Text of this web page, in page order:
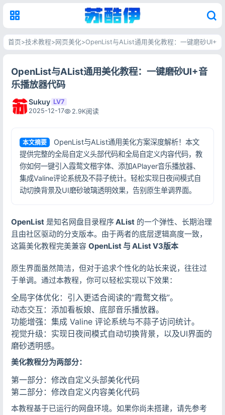
首页>技术教程> 网页美化>OpenList与AList通用美化教程：一键磨砂UI+音
OpenList与AList通用美化教程：一键磨砂UI+音
乐播放器代码
Sukuy LV7
2025-12-17
2.9K阅读
本文摘要
OpenList与AList通用美化方案深度解析！本文
提供完整的全局自定义头部代码和全局自定义内容代码，教
你如何一键引入霞鹜文楷字体、添加APlayer音乐播放器、
集成Valine评论系统及不蒜子统计。轻松实现日夜间模式自
动切换背景及UI磨砂玻璃透明效果，告别原生单调界面。
OpenList是知名网盘目录程序AList的一个弹性、长期治理
且由社区驱动的分支版本。由于两者的底层逻辑高度一致，
这篇美化教程完美兼容 OpenList 与 AList V3版本
原生界面虽然简洁，但对于追求个性化的站长来说，往往过
于单调。通过本教程，你可以轻松实现以下效果：
全局字体优化：引入更适合阅读的“霞鹜文楷”。
动态交互：添加看板娘、底部音乐播放器。
功能增强：集成 Valine 评论系统与不蒜子访问统计。
视觉升级：实现日夜间模式自动切换背景，以及UI界面的
磨砂透明感。
美化教程分为两部分：
第一部分：修改自定义头部美化代码
第二部分：修改自定义内容美化代码
本教程基于已运行的网盘环境。如果你尚未搭建，请先参考